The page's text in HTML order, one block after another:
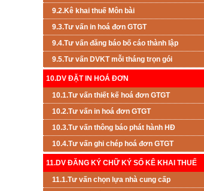
9.2.Kê khai thuế Môn bài
9.3.Tư vấn in hoá đơn GTGT
9.4.Tư vấn đăng báo bố cáo thành lập
9.5.Tư vấn DVKT mỗi tháng trọn gói
10.DV ĐẶT IN HOÁ ĐƠN
10.1.Tư vấn thiết kế hoá đơn GTGT
10.2.Tư vấn in hoá đơn GTGT
10.3.Tư vấn thông báo phát hành HĐ
10.4.Tư vấn ghi chép hoá đơn GTGT
11.DV ĐĂNG KÝ CHỮ KÝ SỐ KÊ KHAI THUẾ
11.1.Tư vấn chọn lựa nhà cung cấp